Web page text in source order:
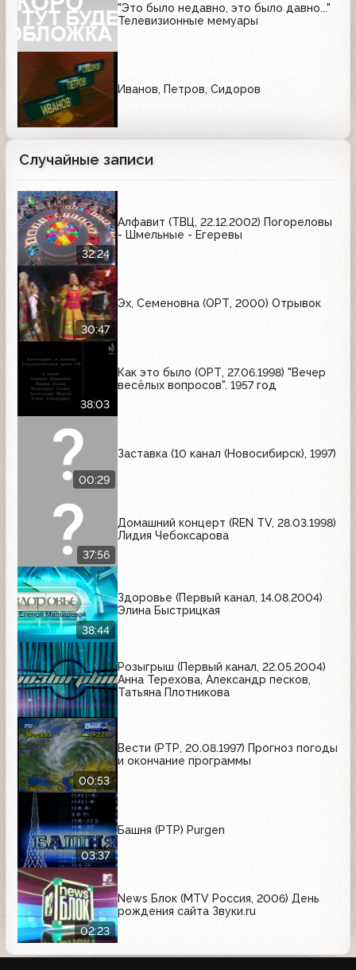
"Это было недавно, это было давно..."
Телевизионные мемуары
Иванов, Петров, Сидоров
Случайные записи
32:24
Алфавит (ТВЦ, 22.12.2002) Погореловы
- Шмельные - Егеревы
30:47
Эх, Семеновна (ОРТ, 2000) Отрывок
38:03
Как это было (ОРТ, 27.06.1998) "Вечер
весёлых вопросов". 1957 год
00:29
Заставка (10 канал (Новосибирск), 1997)
37:56
Домашний концерт (REN TV, 28.03.1998)
Лидия Чебоксарова
38:44
Здоровье (Первый канал, 14.08.2004)
Элина Быстрицкая
Розыгрыш (Первый канал, 22.05.2004)
Анна Терехова, Александр песков,
Татьяна Плотникова
00:53
Вести (РТР, 20.08.1997) Прогноз погоды
и окончание программы
03:37
Башня (РТР) Purgen
02:23
News Блок (MTV Россия, 2006) День
рождения сайта Звуки.ru